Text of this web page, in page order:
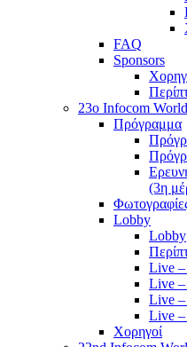
FAQ
Sponsors
23o Infocom
Πρόγραμμα
(3η
Lobby
Lobby
Live –
Live –
Live –
Live –
Χορηγοί